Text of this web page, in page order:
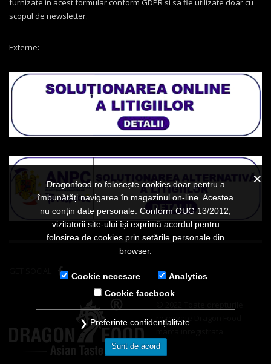
furnizate in acest formular conform GDPR si sa fie utilizate doar cu
scopul de newsletter.
Externe:
rezervate Dragon Food -
Dragonfood.ro folosește cookies doar pentru a
îmbunătăți navigarea în magazinul on-line. Acestea
nu conțin date personale. Conform OUG 13/2012,
vizitatorii site-ului își exprimă acordul pentru
folosirea de cookies prin setările personale din
browser.
Cookie necesare
Analytics
Cookie facebook
Preferințe confidențialitate
Sunt de acord